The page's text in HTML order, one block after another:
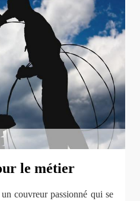
le métier
couvreur passionné qui se